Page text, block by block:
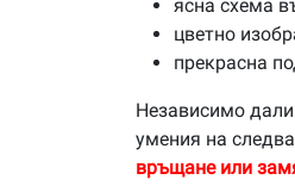
ясна схема
цветно
прекрасна
Независимо дали
умения на
връщане или